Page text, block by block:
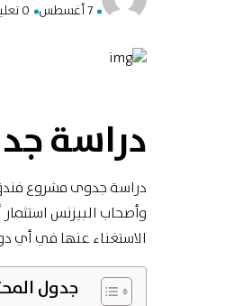
7 أغسطس
0 تعليق
دراسة
وأصحاب البيزنس
الاستغناء عنها في أي
جدول